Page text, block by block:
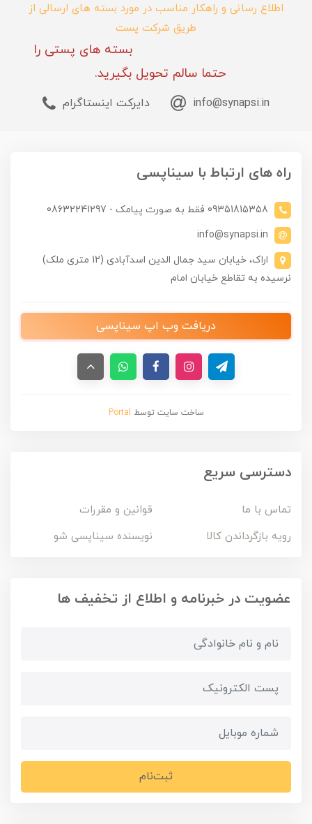
اطلاع رسانی و راهکار مناسب در مورد بسته های ارسالی از
طریق شرکت پست
بسته های پستی را
حتما سالم تحویل بگیرید.
info@synapsi.in دایرکت اینستاگرام
راه های ارتباط با سیناپسی
09351815358 فقط به صورت پیامک - 08632241297
info@synapsi.in
اراک، خیابان سید جمال الدین اسدآبادی (12 متری ملک)
نرسیده به تقاطع خیابان امام
دریافت وب اپ سیناپسی
ساخت سایت توسط Portal
دسترسی سریع
تماس با ما
قوانین و مقررات
رویه بازگرداندن کالا
نویسنده سیناپسی شو
عضویت در خبرنامه و اطلاع از تخفیف ها
ثبت‌نام